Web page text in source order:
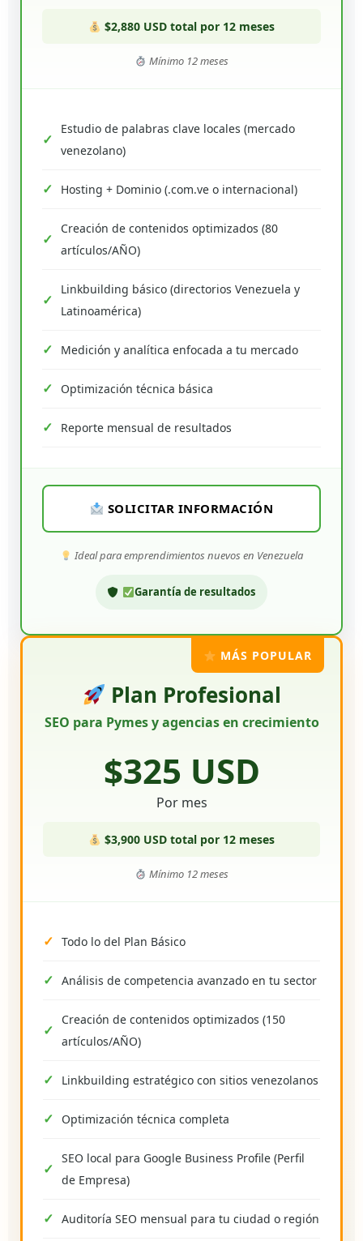
$2,880 USD total por 12 meses
Mínimo 12 meses
Estudio de palabras clave locales (mercado
venezolano)
Hosting + Dominio (.com.ve o internacional)
Creación de contenidos optimizados (80
artículos/AÑO)
Linkbuilding básico (directorios Venezuela y
Latinoamérica)
Medición y analítica enfocada a tu mercado
Optimización técnica básica
Reporte mensual de resultados
SOLICITAR INFORMACIÓN
Ideal para emprendimientos nuevos en Venezuela
Garantía de resultados
MÁS POPULAR
Plan Profesional
SEO para Pymes y agencias en crecimiento
$325 USD
Por mes
$3,900 USD total por 12 meses
Mínimo 12 meses
Todo lo del Plan Básico
Análisis de competencia avanzado en tu sector
Creación de contenidos optimizados (150
artículos/AÑO)
Linkbuilding estratégico con sitios venezolanos
Optimización técnica completa
SEO local para Google Business Profile (Perfil
de Empresa)
Auditoría SEO mensual para tu ciudad o región